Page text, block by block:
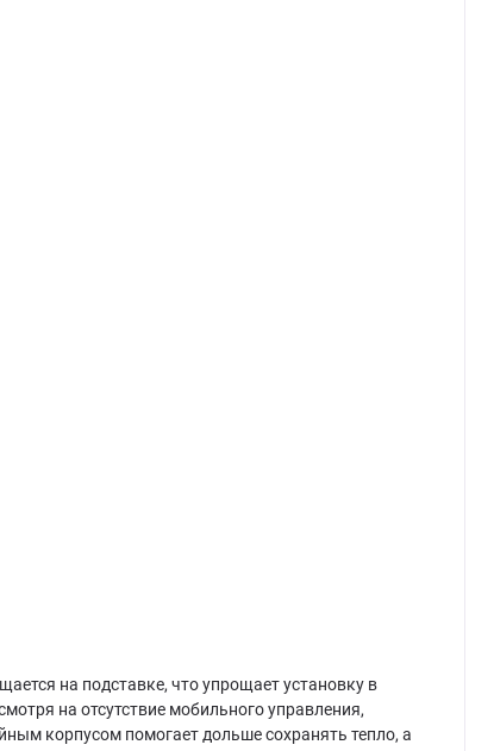
на подставке, что упрощает установку в
на отсутствие мобильного управления,
корпусом помогает дольше сохранять тепло, а